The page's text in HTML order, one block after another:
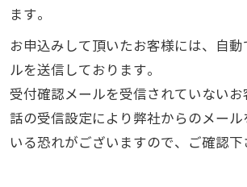
ます。
お申込みして頂いたお客様には、自
ルを送信しております。
受付確認メールを受信されていない
話の受信設定により弊社からのメール
いる恐れがございますので、ご確認下